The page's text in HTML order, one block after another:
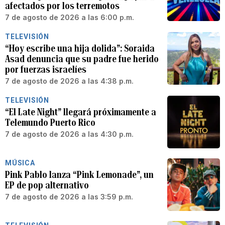
afectados por los terremotos
7 de agosto de 2026 a las 6:00 p.m.
TELEVISIÓN
“Hoy escribe una hija dolida”: Soraida
Asad denuncia que su padre fue herido
por fuerzas israelíes
7 de agosto de 2026 a las 4:38 p.m.
TELEVISIÓN
“El Late Night” llegará próximamente a
Telemundo Puerto Rico
7 de agosto de 2026 a las 4:30 p.m.
MÚSICA
Pink Pablo lanza “Pink Lemonade”, un
EP de pop alternativo
7 de agosto de 2026 a las 3:59 p.m.